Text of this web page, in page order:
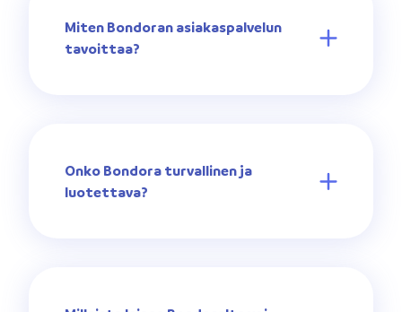
Miten Bondoran asiakaspalvelun
tavoittaa?
Onko Bondora turvallinen ja
luotettava?